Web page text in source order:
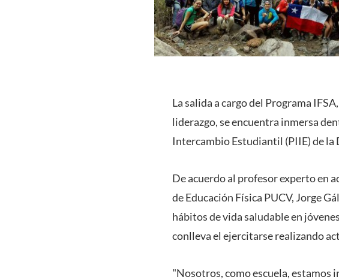
La salida a cargo del Programa
liderazgo, se encuentra inmersa
Intercambio Estudiantil (PIIE) de la
De acuerdo al profesor experto en
de Educación Física PUCV, Jorge
hábitos de vida saludable en
conlleva el ejercitarse realizando
"Nosotros, como escuela, estamos